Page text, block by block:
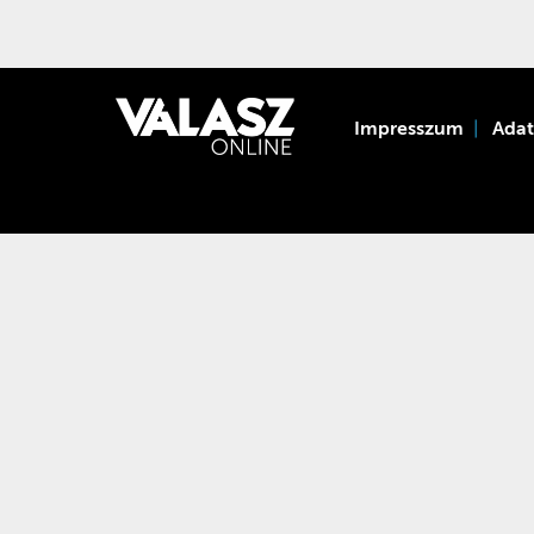
Impresszum